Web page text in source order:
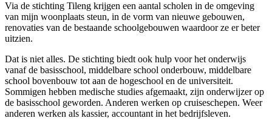
Via de stichting Tileng krijgen een aantal scholen in de omgeving
van mijn woonplaats steun, in de vorm van nieuwe gebouwen,
renovaties van de bestaande schoolgebouwen waardoor ze er beter
uitzien.
Dat is niet alles. De stichting biedt ook hulp voor het onderwijs
vanaf de basisschool, middelbare school onderbouw, middelbare
school bovenbouw tot aan de hogeschool en de universiteit.
Sommigen hebben medische studies afgemaakt, zijn onderwijzer op
de basisschool geworden. Anderen werken op cruiseschepen. Weer
anderen werken als kassier, accountant in het bedrijfsleven.